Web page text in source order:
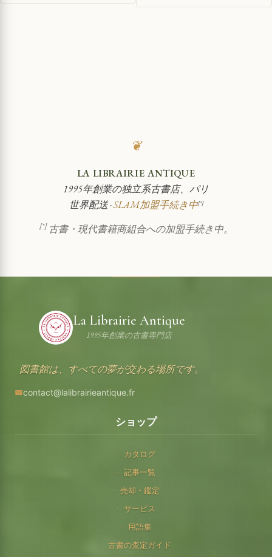
❦
LA LIBRAIRIE ANTIQUE
1995年創業の独立系古書店、パリ
世界配送 ·SLAM加盟手続き中[*]
[*]古書・現代書籍商組合への加盟手続き中。
La Librairie Antique
1995年創業の古書専門店
図書館は、すべての夢が交わる場所です。
contact@lalibrairieantique.fr
ショップ
カタログ
記事一覧
売却・鑑定
サービス
用語集
古書の査定ガイド